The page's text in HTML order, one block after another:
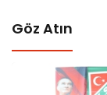
Göz Atın